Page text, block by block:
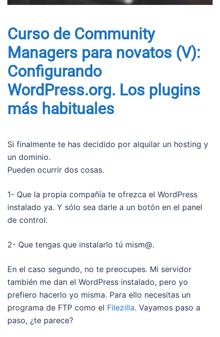
Curso de Community
Managers para novatos (V):
Configurando
WordPress.org. Los plugins
más habituales
Si finalmente te has decidido por alquilar un hosting y
un dominio.
Pueden ocurrir dos cosas.
1- Que la propia compañía te ofrezca el WordPress
instalado ya. Y sólo sea darle a un botón en el panel
de control.
2- Que tengas que instalarlo tú mism@.
En el caso segundo, no te preocupes. Mi servidor
también me dan el WordPress instalado, pero yo
prefiero hacerlo yo misma. Para ello necesitas un
programa de FTP como el Filezilla. Vayamos paso a
paso, ¿te parece?